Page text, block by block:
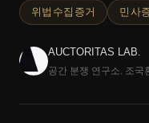
위법수집증거 민사
AUCTORITAS LAB.
공간 분쟁 연구소. 조국